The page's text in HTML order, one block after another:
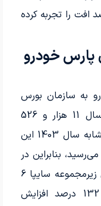
دستگاه معادل 37.8 درصد افت را تجربه کرده‌
پارس خودرو
به سازمان بورس
ارائه داده، این شرکت در 9‌ ماه امسال 11‌ هزار و 526
میلیارد‌تومان زیان کرده و در مدت مشابه سال 1403 این
می‌رسید، بنابراین در
هزارو 562.7‌ میلیارد‌تومان معادل 132‌ درصد افزایش